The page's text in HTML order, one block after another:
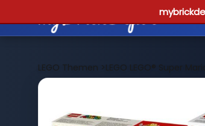
LEGO Themen >LEGO LEGO® Super